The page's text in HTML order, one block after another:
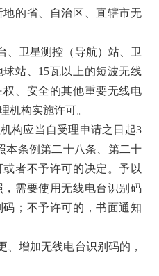
的省、自治区、直辖市无
、卫星测控（导航）站、卫
站、 15瓦以上的短波无线
、安全的其他重要无线电
机构实施许可。
构应当自受理申请之日起3
本条例第二十八条、第二十
者不予许可的决定。予以
需要使用无线电台识别码
；不予许可的，书面通知
、增加无线电台识别码的，